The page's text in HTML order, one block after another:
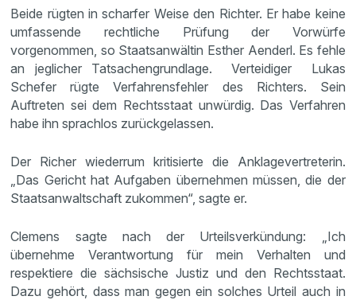
Beide rügten in scharfer Weise den Richter. Er habe keine
umfassende rechtliche Prüfung der Vorwürfe
vorgenommen, so Staatsanwältin Esther Aenderl. Es fehle
an jeglicher Tatsachengrundlage. Verteidiger Lukas
Schefer rügte Verfahrensfehler des Richters. Sein
Auftreten sei dem Rechtsstaat unwürdig. Das Verfahren
habe ihn sprachlos zurückgelassen.
Der Richer wiederrum kritisierte die Anklagevertreterin.
„Das Gericht hat Aufgaben übernehmen müssen, die der
Staatsanwaltschaft zukommen“, sagte er.
Clemens sagte nach der Urteilsverkündung: „Ich
übernehme Verantwortung für mein Verhalten und
respektiere die sächsische Justiz und den Rechtsstaat.
Dazu gehört, dass man gegen ein solches Urteil auch in